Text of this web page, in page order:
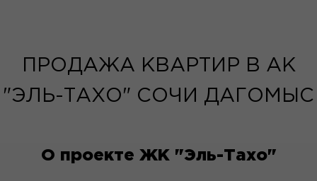
ПРОДАЖА КВАРТИР В АК
"ЭЛЬ-ТАХО" СОЧИ ДАГОМЫС
О проекте ЖК "Эль-Тахо"